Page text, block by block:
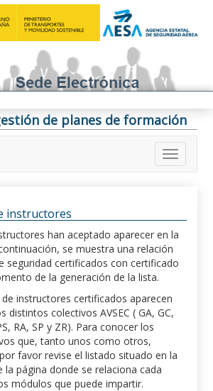
de planes de formación
instructores
han aceptado aparecer en la
se muestra una relación
seguridad certificados con certificado
de la generación de la lista.
de instructores certificados aparecen
distintos colectivos AVSEC ( GA, GC,
RA, SP y ZR). Para conocer los
que, tanto unos como otros,
favor revise el listado situado en la
la página donde se relaciona cada
módulos que puede impartir.